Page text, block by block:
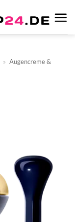
» Augencreme &